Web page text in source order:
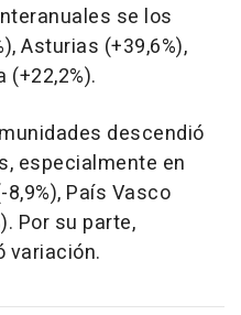
se los
Asturias (+39,6%),
(+22,2%).
descendió
especialmente en
País Vasco
Por su parte,
variación.